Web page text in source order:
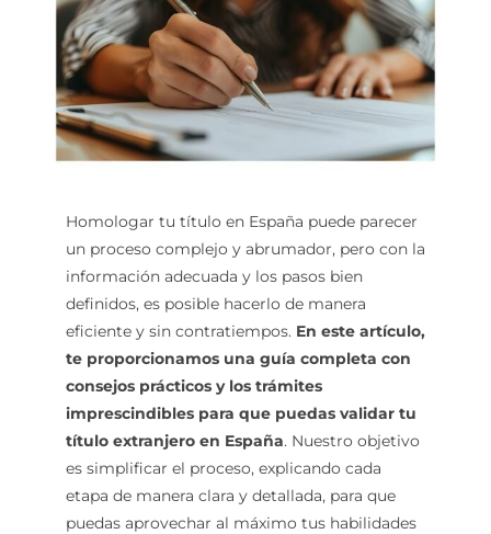
Homologar tu título en España puede parecer
un proceso complejo y abrumador, pero con la
información adecuada y los pasos bien
definidos, es posible hacerlo de manera
eficiente y sin contratiempos. En este artículo,
te proporcionamos una guía completa con
consejos prácticos y los trámites
imprescindibles para que puedas validar tu
título extranjero en España. Nuestro objetivo
es simplificar el proceso, explicando cada
etapa de manera clara y detallada, para que
puedas aprovechar al máximo tus habilidades